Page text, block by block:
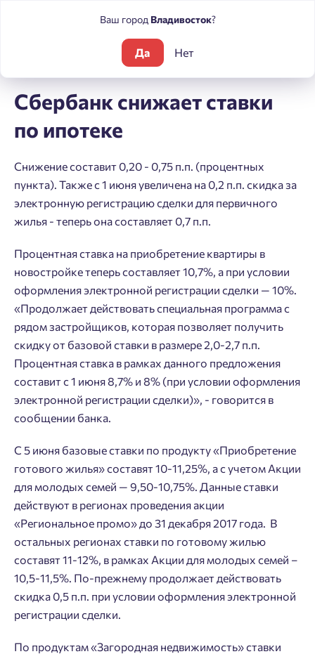
Сбербанк снижает ставки по ипотеке
Сбербанк снижает ставки
по ипотеке
Снижение составит 0,20 - 0,75 п.п. (процентных
пункта). Также с 1 июня увеличена на 0,2 п.п. скидка за
электронную регистрацию сделки для первичного
жилья - теперь она составляет 0,7 п.п.
Процентная ставка на приобретение квартиры в
новостройке теперь составляет 10,7%, а при условии
оформления электронной регистрации сделки — 10%.
«Продолжает действовать специальная программа с
рядом застройщиков, которая позволяет получить
скидку от базовой ставки в размере 2,0-2,7 п.п.
Процентная ставка в рамках данного предложения
составит с 1 июня 8,7% и 8% (при условии оформления
электронной регистрации сделки)», - говорится в
сообщении банка.
С 5 июня базовые ставки по продукту «Приобретение
готового жилья» составят 10-11,25%, а с учетом Акции
для молодых семей — 9,50-10,75%. Данные ставки
действуют в регионах проведения акции
«Региональное промо» до 31 декабря 2017 года. В
остальных регионах ставки по готовому жилью
составят 11-12%, в рамках Акции для молодых семей –
10,5-11,5%. По-прежнему продолжает действовать
скидка 0,5 п.п. при условии оформления электронной
регистрации сделки.
По продуктам «Загородная недвижимость» ставки
Ваш город Владивосток?
Да Нет